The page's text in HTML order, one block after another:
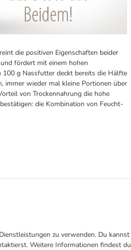
die positiven Eigenschaften beider
fördert mit einem hohen
g Nassfutter deckt bereits die Hälfte
immer wieder mal kleine Portionen über
von Trockennahrung die hohe
die Kombination von Feucht-
zu verwenden. Du
Weitere Informationen findest